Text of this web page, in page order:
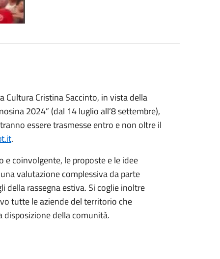
Cultura Cristina Saccinto, in vista della
2024” (dal 14 luglio all’8 settembre),
essere trasmesse entro e non oltre il
.
coinvolgente, le proposte e le idee
valutazione complessiva da parte
rassegna estiva. Si coglie inoltre
tutte le aziende del territorio che
della comunità.